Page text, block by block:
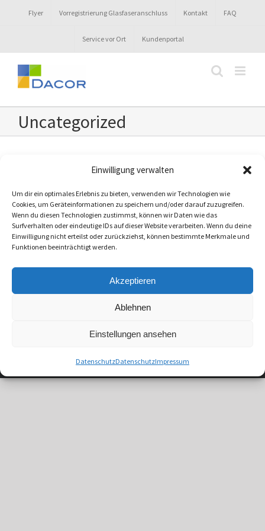
Einwilligung verwalten
Um dir ein optimales Erlebnis zu bieten, verwenden wir Technologien wie
Cookies, um Geräteinformationen zu speichern und/oder darauf zuzugreifen.
Wenn du diesen Technologien zustimmst, können wir Daten wie das
Surfverhalten oder eindeutige IDs auf dieser Website verarbeiten. Wenn du deine
Einwilligung nicht erteilst oder zurückziehst, können bestimmte Merkmale und
Funktionen beeinträchtigt werden.
Akzeptieren
Ablehnen
Einstellungen ansehen
DatenschutzDatenschutzImpressum
Flyer Vorregistrierung Glasfaseranschluss Kontakt FAQ
Service vor Ort Kundenportal
Uncategorized
Produktinformationsblätter
Impressum
AGB
Datenschutz Verträge kündigen
süc // dacor GmbH | dacor.de ist eine Marke der süc // dacor
Instagram